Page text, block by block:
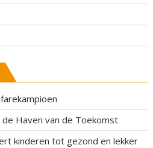
Haven van de Toekomst
kinderen tot gezond en lekker